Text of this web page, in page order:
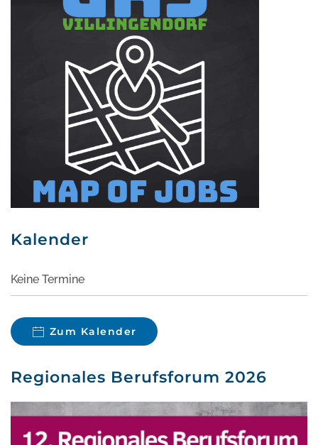
Kalender
Keine Termine
Zum Kalender
Regionales Berufsforum 2026